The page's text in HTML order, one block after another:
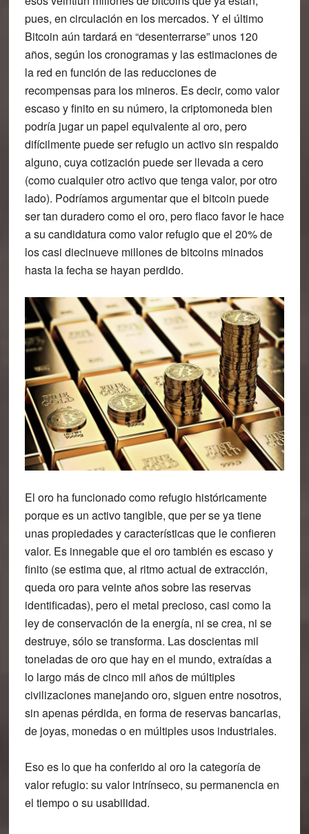
pues, en circulación en los mercados. Y el último
Bitcoin aún tardará en “desenterrarse” unos 120
años, según los cronogramas y las estimaciones de
la red en función de las reducciones de
recompensas para los mineros. Es decir, como valor
escaso y finito en su número, la criptomoneda bien
podría jugar un papel equivalente al oro, pero
difícilmente puede ser refugio un activo sin respaldo
alguno, cuya cotización puede ser llevada a cero
(como cualquier otro activo que tenga valor, por otro
lado). Podríamos argumentar que el bitcoin puede
ser tan duradero como el oro, pero flaco favor le hace
a su candidatura como valor refugio que el 20% de
los casi diecinueve millones de bitcoins minados
hasta la fecha se hayan perdido.
El oro ha funcionado como refugio históricamente
porque es un activo tangible, que per se ya tiene
unas propiedades y características que le confieren
valor. Es innegable que el oro también es escaso y
finito (se estima que, al ritmo actual de extracción,
queda oro para veinte años sobre las reservas
identificadas), pero el metal precioso, casi como la
ley de conservación de la energía, ni se crea, ni se
destruye, sólo se transforma. Las doscientas mil
toneladas de oro que hay en el mundo, extraídas a
lo largo más de cinco mil años de múltiples
civilizaciones manejando oro, siguen entre nosotros,
sin apenas pérdida, en forma de reservas bancarias,
de joyas, monedas o en múltiples usos industriales.
Eso es lo que ha conferido al oro la categoría de
valor refugio: su valor intrínseco, su permanencia en
el tiempo o su usabilidad.